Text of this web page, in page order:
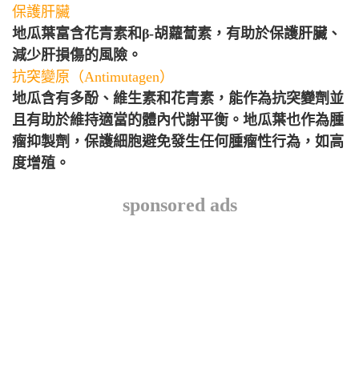
保護肝臟
地瓜葉富含花青素和β-胡蘿蔔素，有助於保護肝臟、
減少肝損傷的風險。
抗突變原（Antimutagen）
地瓜含有多酚、維生素和花青素，能作為抗突變劑並
且有助於維持適當的體內代謝平衡。地瓜葉也作為腫
瘤抑製劑，保護細胞避免發生任何腫瘤性行為，如高
度增殖。
sponsored ads